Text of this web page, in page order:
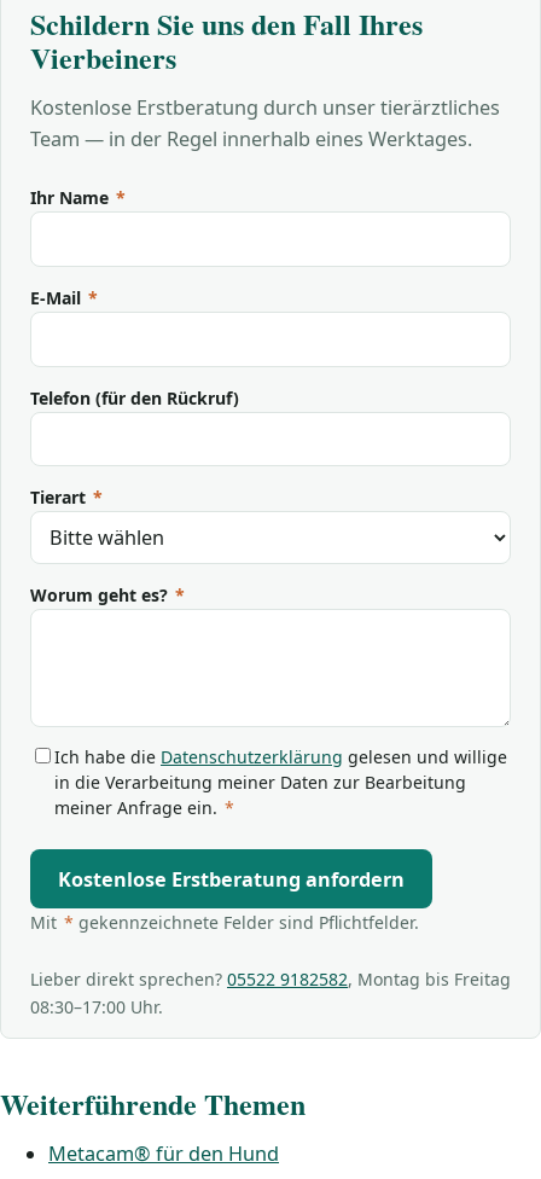
Schildern Sie uns den Fall Ihres
Vierbeiners
Kostenlose Erstberatung durch unser tierärztliches
Team — in der Regel innerhalb eines Werktages.
Ihr Name *
E-Mail *
Telefon (für den Rückruf)
Tierart *
Worum geht es? *
Ich habe die Datenschutzerklärung gelesen und willige
in die Verarbeitung meiner Daten zur Bearbeitung
meiner Anfrage ein. *
Kostenlose Erstberatung anfordern
Mit * gekennzeichnete Felder sind Pflichtfelder.
Lieber direkt sprechen? 05522 9182582, Montag bis Freitag
08:30–17:00 Uhr.
Weiterführende Themen
Metacam® für den Hund